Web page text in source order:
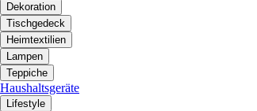
Dekoration
Tischgedeck
Heimtextilien
Lampen
Teppiche
Haushaltsgeräte
Lifestyle